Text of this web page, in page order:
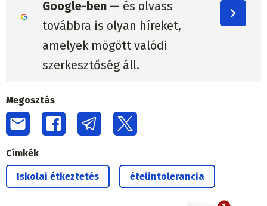
Google-ben — és olvass
továbbra is olyan híreket,
amelyek mögött valódi
szerkesztőség áll.
Megosztás
Címkék
Iskolai étkeztetés ételintolerancia